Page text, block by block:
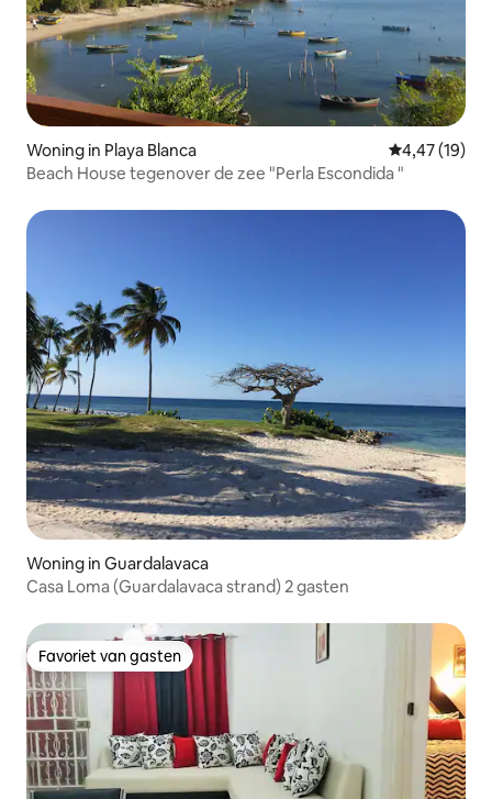
Woning in Playa Blanca Gemiddelde
4,47 (19)
Beach House tegenover de zee "Perla Escondida "
Woning in Guardalavaca
Casa Loma (Guardalavaca strand) 2 gasten
Favoriet van gasten
Favoriet van gasten